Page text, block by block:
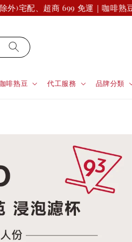
配、超商 699 免運｜咖啡熟豆任
啡熟豆 代工服務 品牌分類